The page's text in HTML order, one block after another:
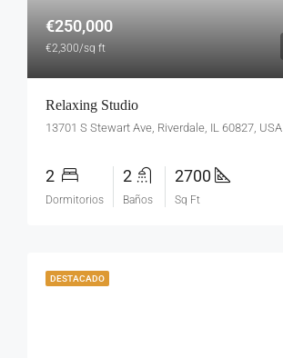
€250,000
€2,300/sq ft
Relaxing Studio
13701 S Stewart Ave, Riverdale, IL 60827, USA
2
Dormitorios
2
Baños
2700
Sq Ft
DESTACADO